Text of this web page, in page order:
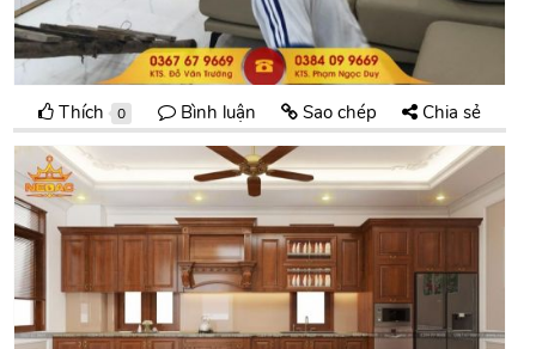
Thích 0 Bình luận Sao chép Chia sẻ